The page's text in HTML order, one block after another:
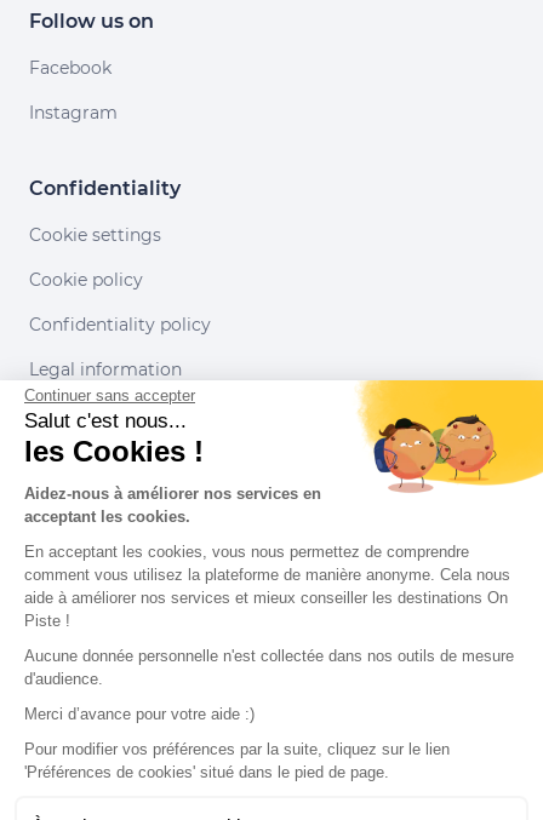
Follow us on
Facebook
Instagram
Confidentiality
Cookie settings
Cookie policy
Confidentiality policy
Legal information
Conditions of use
Our partners
Continuer sans accepter
Salut c'est nous...
les Cookies !
Aidez-nous à améliorer nos services en
acceptant les cookies.
En acceptant les cookies, vous nous permettez de comprendre
comment vous utilisez la plateforme de manière anonyme. Cela nous
aide à améliorer nos services et mieux conseiller les destinations On
Piste !
Aucune donnée personnelle n'est collectée dans nos outils de mesure
d'audience.
Merci d’avance pour votre aide :)
Pour modifier vos préférences par la suite, cliquez sur le lien
'Préférences de cookies' situé dans le pied de page.